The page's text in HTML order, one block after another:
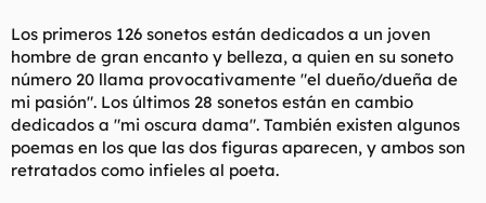
Los primeros 126 sonetos están dedicados a un joven
hombre de gran encanto y belleza, a quien en su soneto
número 20 llama provocativamente "el dueño/dueña de
mi pasión". Los últimos 28 sonetos están en cambio
dedicados a "mi oscura dama". También existen algunos
poemas en los que las dos figuras aparecen, y ambos son
retratados como infieles al poeta.